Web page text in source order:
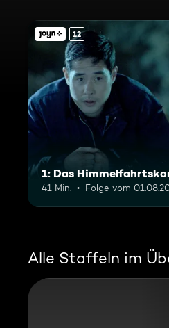
12
1: Das
41 Min. Folge vom
Alle Staffeln im